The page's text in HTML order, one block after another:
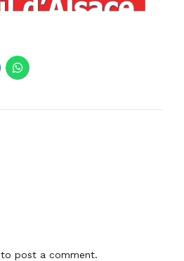
to post a comment.